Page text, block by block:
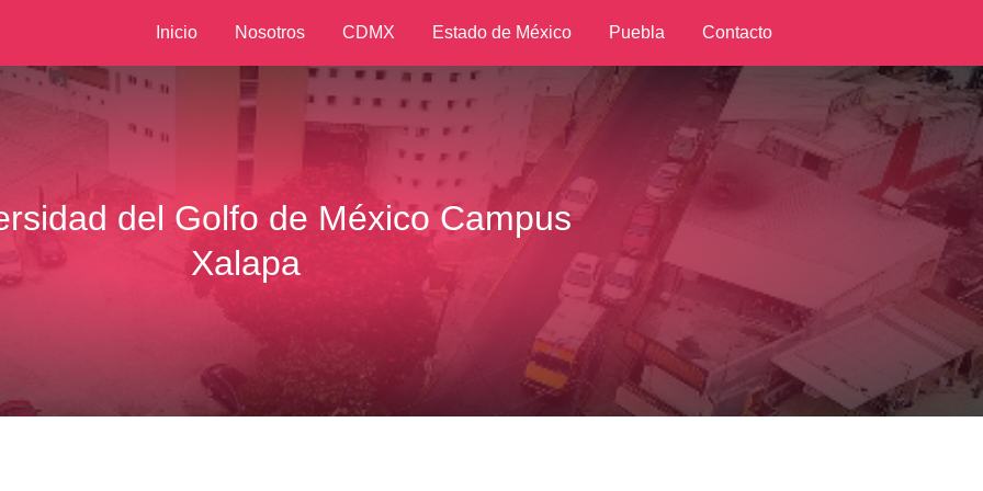
Inicio Nosotros CDMX Estado de México Puebla Contacto
del Golfo de México Campus
Xalapa